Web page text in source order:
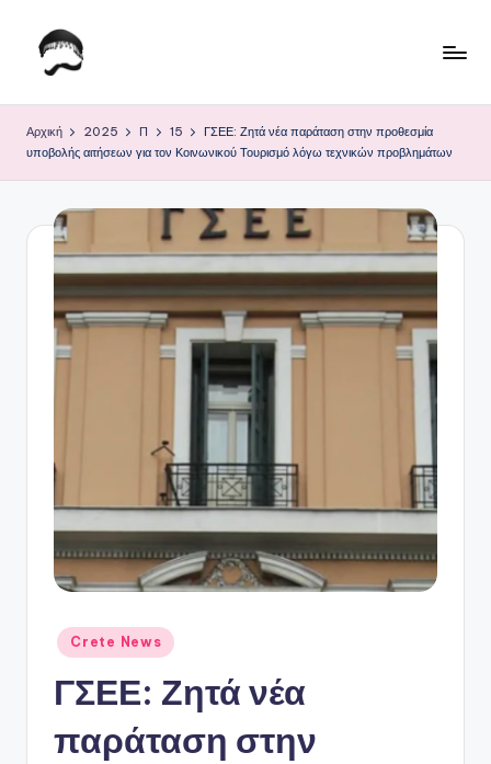
Μετάβαση
ο
Κ
P
o
Αρχική 2025 Π 15
ΓΣΕΕ: Ζητά νέα παράταση στην προθεσμία
υποβολής αιτήσεων για τον Κοινωνικού Τουρισμό λόγω τεχνικών προβλημάτων
Αναρτήθηκε
σε
Crete News
ΓΣΕΕ: Ζητά νέα
παράταση στην